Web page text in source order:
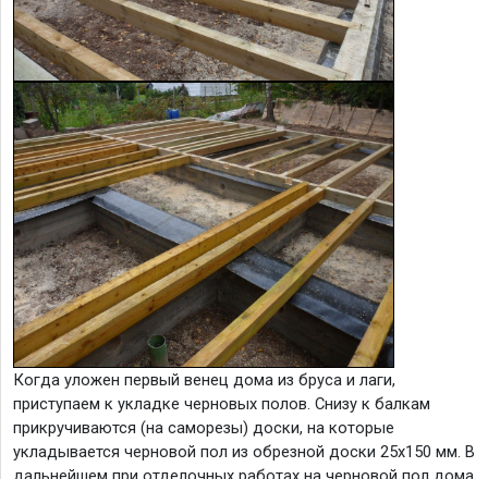
Когда уложен первый венец дома из бруса и лаги,
приступаем к укладке черновых полов. Снизу к балкам
прикручиваются (на саморезы) доски, на которые
укладывается черновой пол из обрезной доски 25х150 мм. В